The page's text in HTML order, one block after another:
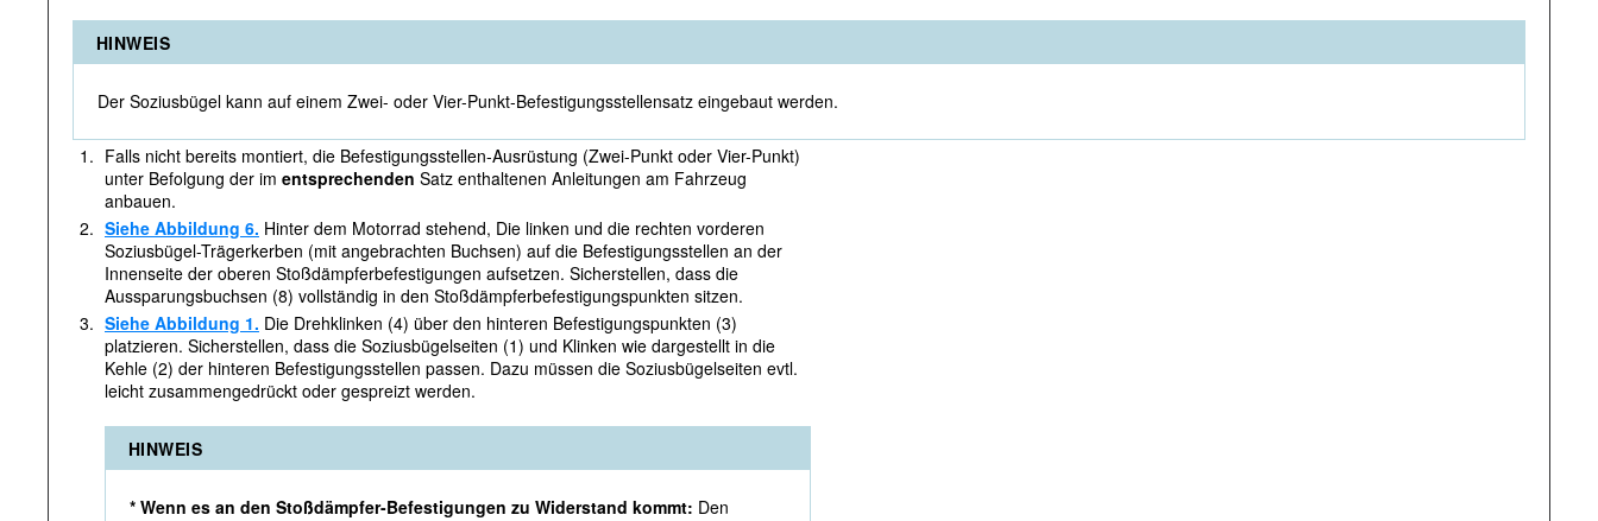
HINWEIS
Der Soziusbügel kann auf einem Zwei- oder Vier-Punkt-Befestigungsstellensatz eingebaut werden.
1. Falls nicht bereits montiert, die Befestigungsstellen-Ausrüstung (Zwei-Punkt oder Vier-Punkt)
unter Befolgung der im entsprechenden Satz enthaltenen Anleitungen am Fahrzeug
anbauen.
2. Siehe Abbildung 6. Hinter dem Motorrad stehend, Die linken und die rechten vorderen
Soziusbügel-Trägerkerben (mit angebrachten Buchsen) auf die Befestigungsstellen an der
Innenseite der oberen Stoßdämpferbefestigungen aufsetzen. Sicherstellen, dass die
Aussparungsbuchsen (8) vollständig in den Stoßdämpferbefestigungspunkten sitzen.
3. Siehe Abbildung 1. Die Drehklinken (4) über den hinteren Befestigungspunkten (3)
platzieren. Sicherstellen, dass die Soziusbügelseiten (1) und Klinken wie dargestellt in die
Kehle (2) der hinteren Befestigungsstellen passen. Dazu müssen die Soziusbügelseiten evtl.
leicht zusammengedrückt oder gespreizt werden.
HINWEIS
* Wenn es an den Stoßdämpfer-Befestigungen zu Widerstand kommt: Den